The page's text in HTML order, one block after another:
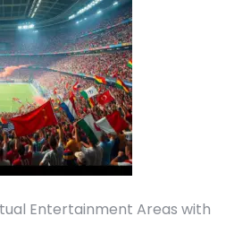
Entertainment Areas with